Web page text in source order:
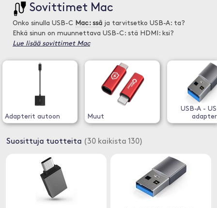
Sovittimet Mac
Onko sinulla USB-C Mac: ssä ja tarvitsetko USB-A: ta?
Ehkä sinun on muunnettava USB-C: stä HDMI: ksi?
Lue lisää sovittimet Mac
Adapterit autoon Muut
USB-A -
Suosittuja tuotteita (30 kaikista 130)